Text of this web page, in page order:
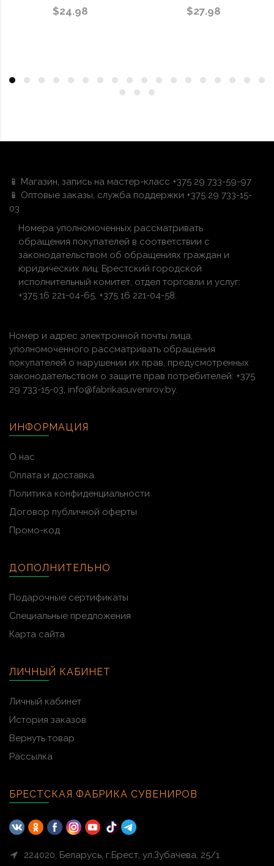
$24.98 $27.98
📱 Магазин, запись на мастер-класс +375 29 733-59-97
📱 Оптовые заказы, служба поддержки +375 29 733-15-
03
Номера уполномоченных рассматривать
обращения покупателей в соответствии с
законодательством об обращениях граждан и
юридических лиц: Брестский городской
исполнительный комитет, отдел торговли и услуг:
+375 16 221-04-65, +375 16 221-04-58.
Номер и адрес электронной почты лица,
уполномоченного рассматривать обращения
покупателей о нарушении их прав, предусмотренных
законодательством о защите прав потребителей: +375
29 733-15-03, info@fabrikasuvenirov.by.
ИНФОРМАЦИЯ
О нас
Оплата и доставка
Политика конфиденциальности
Договор публичной оферты
Промо-код
ДОПОЛНИТЕЛЬНО
Подарочные сертификаты
Специальные предложения
Карта сайта
ЛИЧНЫЙ КАБИНЕТ
Личный кабинет
История заказов
Вернуть товар
Рассылка
БРЕСТСКАЯ ФАБРИКА СУВЕНИРОВ
224020, Беларусь, г.Брест, ул.Зубачева, 25/1